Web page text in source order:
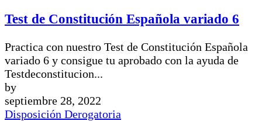
Test de Constitución Española variado 6
Practica con nuestro Test de Constitución Española
variado 6 y consigue tu aprobado con la ayuda de
Testdeconstitucion...
by
septiembre 28, 2022
Disposición Derogatoria